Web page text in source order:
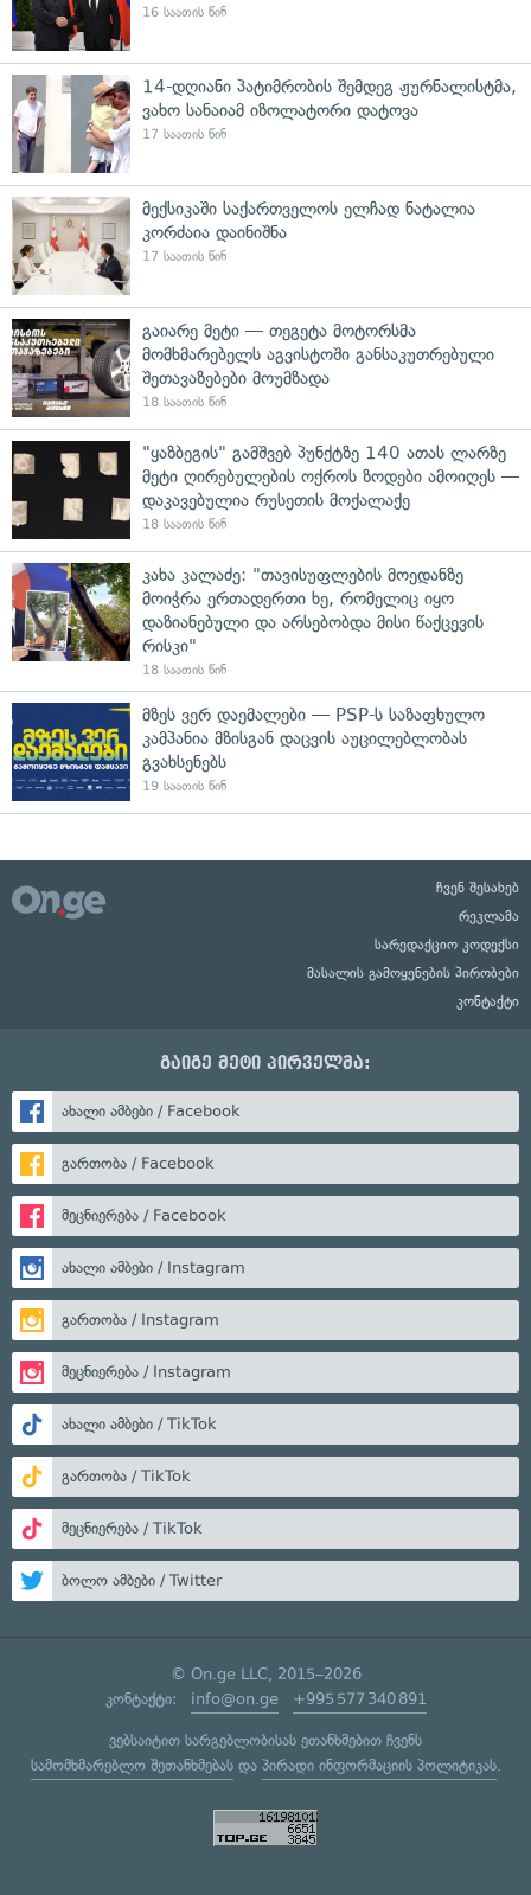
16 საათის წინ
14-დღიანი პატიმრობის შემდეგ ჟურნალისტმა,
ვახო სანაიამ იზოლატორი დატოვა
17 საათის წინ
მექსიკაში საქართველოს ელჩად ნატალია
კორძაია დაინიშნა
17 საათის წინ
გაიარე მეტი — თეგეტა მოტორსმა
მომხმარებელს აგვისტოში განსაკუთრებული
შეთავაზებები მოუმზადა
18 საათის წინ
"ყაზბეგის" გამშვებ პუნქტზე 140 ათას ლარზე
მეტი ღირებულების ოქროს ზოდები ამოიღეს —
დაკავებულია რუსეთის მოქალაქე
18 საათის წინ
კახა კალაძე: "თავისუფლების მოედანზე
მოიჭრა ერთადერთი ხე, რომელიც იყო
დაზიანებული და არსებობდა მისი წაქცევის
რისკი"
18 საათის წინ
მზეს ვერ დაემალები — PSP-ს საზაფხულო
კამპანია მზისგან დაცვის აუცილებლობას
გვახსენებს
19 საათის წინ
ჩვენ შესახებ
რეკლამა
სარედაქციო კოდექსი
მასალის გამოყენების პირობები
კონტაქტი
გაიგე მეტი პირველმა:
ახალი ამბები / Facebook
გართობა / Facebook
მეცნიერება / Facebook
ახალი ამბები / Instagram
გართობა / Instagram
მეცნიერება / Instagram
ახალი ამბები / TikTok
გართობა / TikTok
მეცნიერება / TikTok
ბოლო ამბები / Twitter
© On.ge LLC, 2015–2026
კონტაქტი: info@on.ge +995 577 340 891
ვებსაიტით სარგებლობისას ეთანხმებით ჩვენს
სამომხმარებლო შეთანხმებასდა პირადი ინფორმაციის პოლიტიკას.